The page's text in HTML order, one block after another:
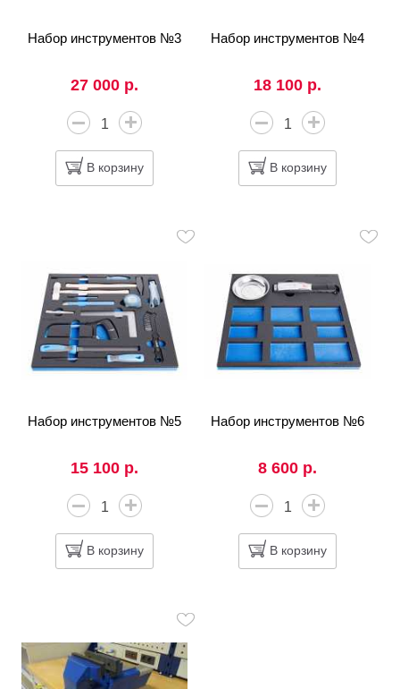
Набор инструментов №3
27 000 р.
В корзину
Набор инструментов №4
18 100 р.
В корзину
Набор инструментов №5
15 100 р.
В корзину
Набор инструментов №6
8 600 р.
В корзину